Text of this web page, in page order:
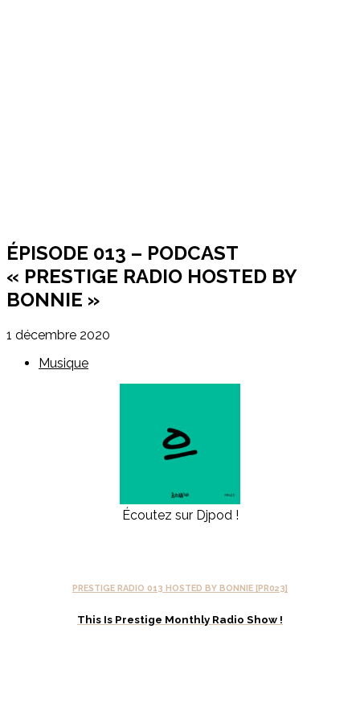
ÉPISODE 013 – PODCAST
« PRESTIGE RADIO HOSTED BY
BONNIE »
1 décembre 2020
Musique
Écoutez sur Djpod !
PRESTIGE RADIO 013 HOSTED BY BONNIE [PR023]
This Is Prestige Monthly Radio Show !